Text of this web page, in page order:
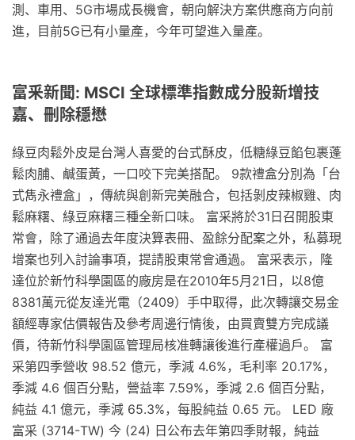
測、車用、5G市場成長機會，朝向解決方案供應商方向前
進，目前5G已有小量產，今年可望進入量產。
富釆新聞: MSCI 全球標準指數成分股新增技
嘉、刪除穩懋
綠豆肉鬆外皮是台灣人喜愛的台式酥皮，低糖綠豆餡包裹蓬
鬆肉脯、鹹蛋黃，一口咬下完美搭配。 9款禮盒分別為「台
式雋永禮盒」，傳統與創新完美融合，包括剝皮辣椒雞、肉
鬆麻糬、綠豆麻糬三種全新口味。 富采將於31日召開股東
常會，除了通過去年度決算表冊、盈餘分配案之外，私募現
增案也列入討論事項，提請股東常會通過。 富采表示，隆
達位於新竹科學園區的廠房是在2010年5月21日，以8億
8381萬元從友達光電（2409）手中取得，此次轉讓交易金
額經專家估價報告及參考周邊行情後，由買賣雙方完成議
價，待新竹科學園區管理局核准轉讓後進行產權過戶。 富
采第四季營收 98.52 億元，季減 4.6%，毛利率 20.17%，
季減 4.6 個百分點，營益率 7.59%，季減 2.6 個百分點，
純益 4.1 億元，季減 65.3%，每股純益 0.65 元。 LED 廠
富采 (3714-TW) 今 (24) 日公布去年第四季財報，純益